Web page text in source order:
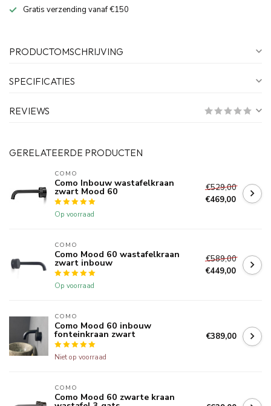
Gratis verzending vanaf €150
PRODUCTOMSCHRIJVING
SPECIFICATIES
REVIEWS
GERELATEERDE PRODUCTEN
COMO
Como Inbouw wastafelkraan
zwart Mood 60
Op voorraad
€529,00
€469,00
COMO
Como Mood 60 wastafelkraan
zwart inbouw
Op voorraad
€589,00
€449,00
COMO
Como Mood 60 inbouw
fonteinkraan zwart
Niet op voorraad
€389,00
COMO
Como Mood 60 zwarte kraan